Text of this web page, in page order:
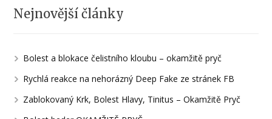
Nejnovější články
Bolest a blokace čelistního kloubu – okamžitě pryč
Rychlá reakce na nehorázný Deep Fake ze stránek FB
Zablokovaný Krk, Bolest Hlavy, Tinitus – Okamžitě Pryč